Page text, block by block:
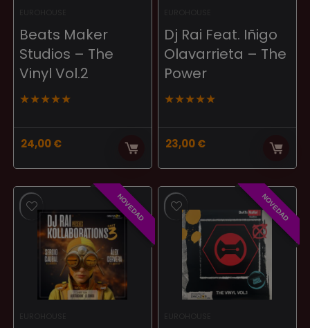
Beats Maker
Studios – The
Vinyl Vol.2
★★★★★
24,00€
Dj Rai Feat. Iñigo
Olavarrieta – The
Power
★★★★★
23,00€
NOVEDAD NOVEDAD